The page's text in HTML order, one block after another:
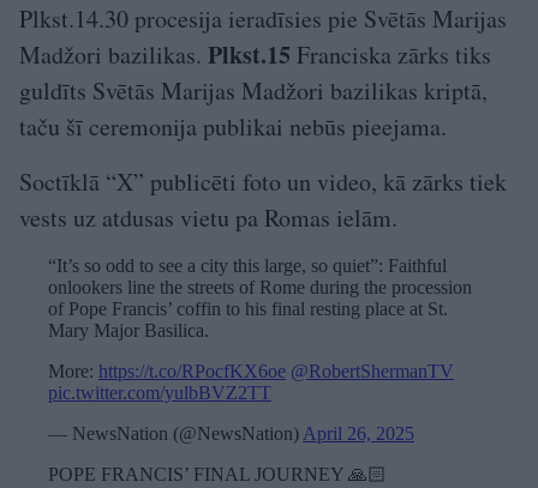
Plkst.14.30 procesija ieradīsies pie Svētās Marijas
Madžori bazilikas. Plkst.15 Franciska zārks tiks
guldīts Svētās Marijas Madžori bazilikas kriptā,
taču šī ceremonija publikai nebūs pieejama.
Soctīklā “X” publicēti foto un video, kā zārks tiek
vests uz atdusas vietu pa Romas ielām.
“It’s so odd to see a city this large, so quiet”: Faithful
onlookers line the streets of Rome during the procession
of Pope Francis’ coffin to his final resting place at St.
Mary Major Basilica.
More: https://t.co/RPocfKX6oe @RobertShermanTV
pic.twitter.com/yulbBVZ2TT
— NewsNation (@NewsNation) April 26, 2025
POPE FRANCIS’ FINAL JOURNEY 🙏🏻